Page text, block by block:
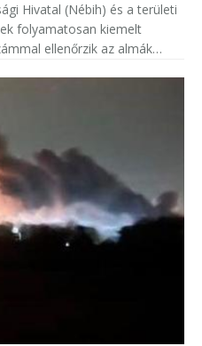
Hivatal (Nébih) és a területi
folyamatosan kiemelt
ellenőrzik az almák